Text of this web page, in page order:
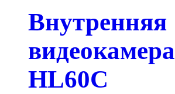
Внутренняя
видеокамера
HL60C